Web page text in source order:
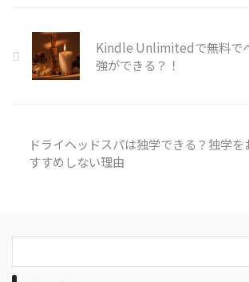
Kindle Unlimitedで無料で
強ができる？！
ドライヘッドスパは独学できる？独学を
すすめしない理由